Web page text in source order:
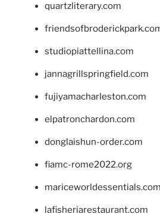
quartzliterary.com
studiopiattellina.com
jannagrillspringfield.com
fujiyamacharleston.com
elpatronchardon.com
donglaishun-order.com
fiamc-rome2022.org
mariceworldessentials.com
lafisheriarestaurant.com